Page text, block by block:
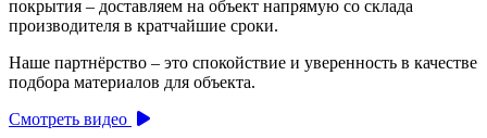
покрытия – доставляем на объект напрямую со склада
производителя в кратчайшие сроки.
Наше партнёрство – это спокойствие и уверенность в качестве
подбора материалов для объекта.
Смотреть видео